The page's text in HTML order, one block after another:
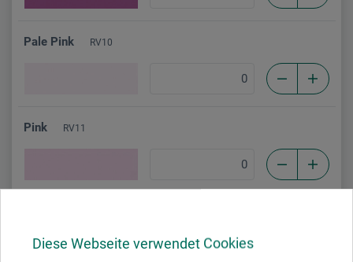
Diese Webseite verwendet Cookies
Pale Pink RV10
Pink RV11